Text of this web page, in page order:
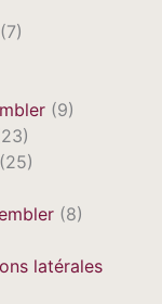
(7)
(9)
(25)
(8)
latérales